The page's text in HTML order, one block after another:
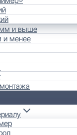
и выше
и менее